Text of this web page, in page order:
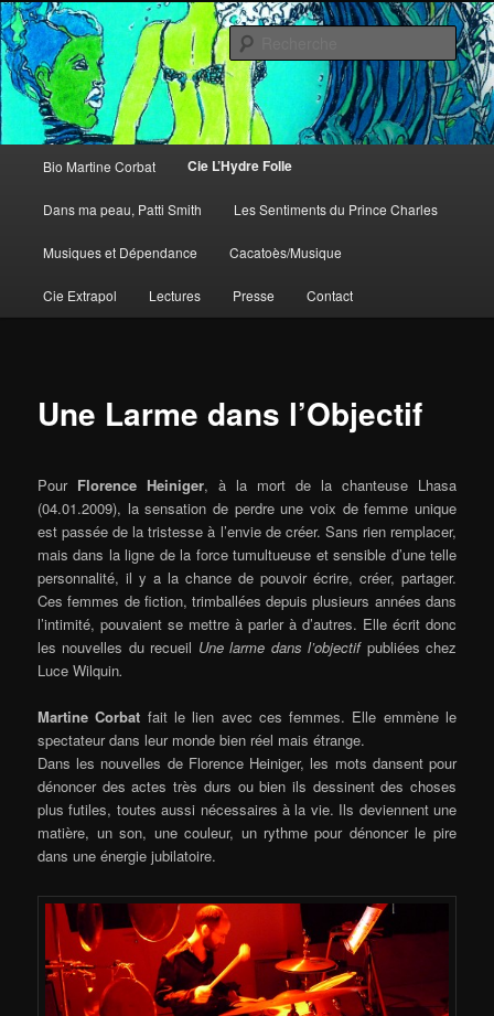
Aller
au
contenu
principalMartine Corbat
principal
Bio Martine Corbat Cie L’Hydre Folle
Dans ma peau, Patti Smith Les Sentiments du Prince Charles
Musiques et Dépendance Cacatoès/Musique
Cie Extrapol Lectures Presse Contact
Une Larme dans l’Objectif
Pour Florence Heiniger, à la mort de la chanteuse Lhasa
(04.01.2009), la sensation de perdre une voix de femme unique
est passée de la tristesse à l’envie de créer. Sans rien remplacer,
mais dans la ligne de la force tumultueuse et sensible d’une telle
personnalité, il y a la chance de pouvoir écrire, créer, partager.
Ces femmes de fiction, trimballées depuis plusieurs années dans
l’intimité, pouvaient se mettre à parler à d’autres. Elle écrit donc
les nouvelles du recueil Une larme dans l’objectif publiées chez
Luce Wilquin.
Martine Corbat fait le lien avec ces femmes. Elle emmène le
spectateur dans leur monde bien réel mais étrange.
Dans les nouvelles de Florence Heiniger, les mots dansent pour
dénoncer des actes très durs ou bien ils dessinent des choses
plus futiles, toutes aussi nécessaires à la vie. Ils deviennent une
matière, un son, une couleur, un rythme pour dénoncer le pire
dans une énergie jubilatoire.